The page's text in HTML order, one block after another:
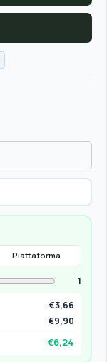
Piattaforma
1
€3,66
€9,90
€6,24